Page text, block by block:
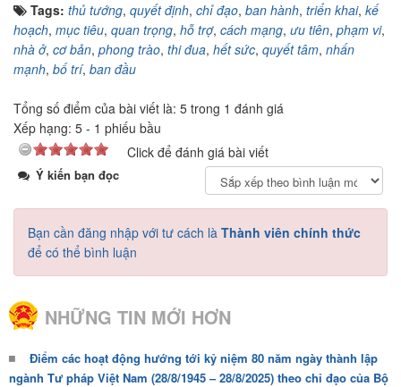
Tags: thủ tướng, quyết định, chỉ đạo, ban hành, triển khai, kế
hoạch, mục tiêu, quan trọng, hỗ trợ, cách mạng, ưu tiên, phạm vi,
nhà ở, cơ bản, phong trào, thi đua, hết sức, quyết tâm, nhấn
mạnh, bố trí, ban đầu
Tổng số điểm của bài viết là: 5 trong 1 đánh giá
Xếp hạng: 5 - 1 phiếu bầu
Click để đánh giá bài viết
Ý kiến bạn đọc
Bạn cần đăng nhập với tư cách là Thành viên chính thức
để có thể bình luận
NHỮNG TIN MỚI HƠN
Điểm các hoạt động hướng tới kỷ niệm 80 năm ngày thành lập
ngành Tư pháp Việt Nam (28/8/1945 – 28/8/2025) theo chỉ đạo của Bộ